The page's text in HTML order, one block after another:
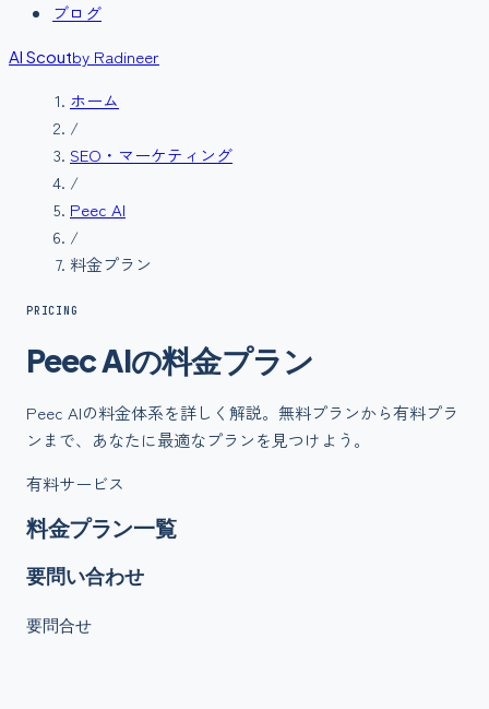
ブログ
AI Scoutby Radineer
ホーム
/
SEO・マーケティング
/
Peec AI
/
料金プラン
PRICING
Peec AIの料金プラン
Peec AIの料金体系を詳しく解説。無料プランから有料プラ
ンまで、あなたに最適なプランを見つけよう。
有料サービス
料金プラン一覧
要問い合わせ
要問合せ